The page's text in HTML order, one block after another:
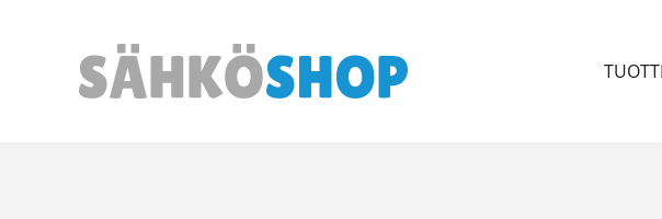
Päävalikko